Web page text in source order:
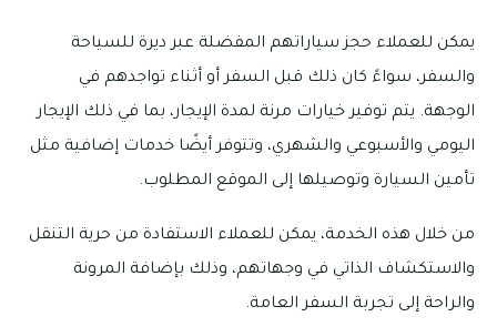
يمكن للعملاء حجز سياراتهم المفضلة عبر ديرة للسياحة
والسفر، سواءً كان ذلك قبل السفر أو أثناء تواجدهم في
الوجهة. يتم توفير خيارات مرنة لمدة الإيجار، بما في ذلك الإيجار
اليومي والأسبوعي والشهري، وتتوفر أيضًا خدمات إضافية مثل
تأمين السيارة وتوصيلها إلى الموقع المطلوب.
من خلال هذه الخدمة، يمكن للعملاء الاستفادة من حرية التنقل
والاستكشاف الذاتي في وجهاتهم، وذلك بإضافة المرونة
والراحة إلى تجربة السفر العامة.